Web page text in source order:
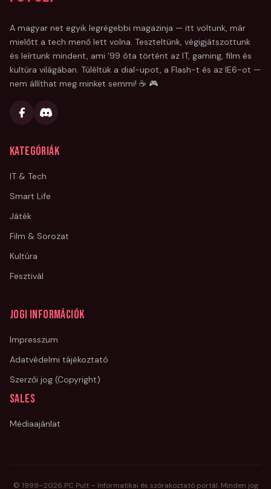
A magyar net egyik legrégebbi magazinja — itt voltunk, már
mielőtt a tech menő lett volna. Teszteltünk, végigjátszottunk
és leírtunk mindent, ami '99 óta történt az IT, gaming, film és
kultúra világában. Túléltük a dial-upot, a Flash-t és az IE6-ot —
nem állíthat meg minket semmi! ☕ 🎮
Kategóriák
IT & Tech
Smart Life
Játék
Film & Sorozat
Kultúra
Fesztivál
Jogi információk
Impresszum
Adatvédelmi tájékoztató
Szerzői jog (Copyright)
Sales
Médiaajánlat
© 1999–2026 PC Pult – Informatikai és szórakoztató portál. Minden jog